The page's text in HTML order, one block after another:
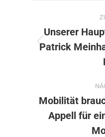
Unserer
Patrick
Mobilität
Appell für